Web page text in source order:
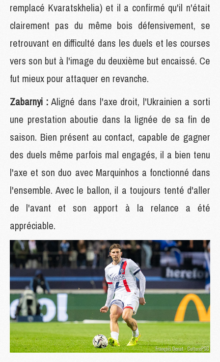
remplacé Kvaratskhelia) et il a confirmé qu'il n'était
clairement pas du même bois défensivement, se
retrouvant en difficulté dans les duels et les courses
vers son but à l'image du deuxième but encaissé. Ce
fut mieux pour attaquer en revanche.
Zabarnyi :Aligné dans l'axe droit, l'Ukrainien a sorti
une prestation aboutie dans la lignée de sa fin de
saison. Bien présent au contact, capable de gagner
des duels même parfois mal engagés, il a bien tenu
l'axe et son duo avec Marquinhos a fonctionné dans
l'ensemble. Avec le ballon, il a toujours tenté d'aller
de l'avant et son apport à la relance a été
appréciable.